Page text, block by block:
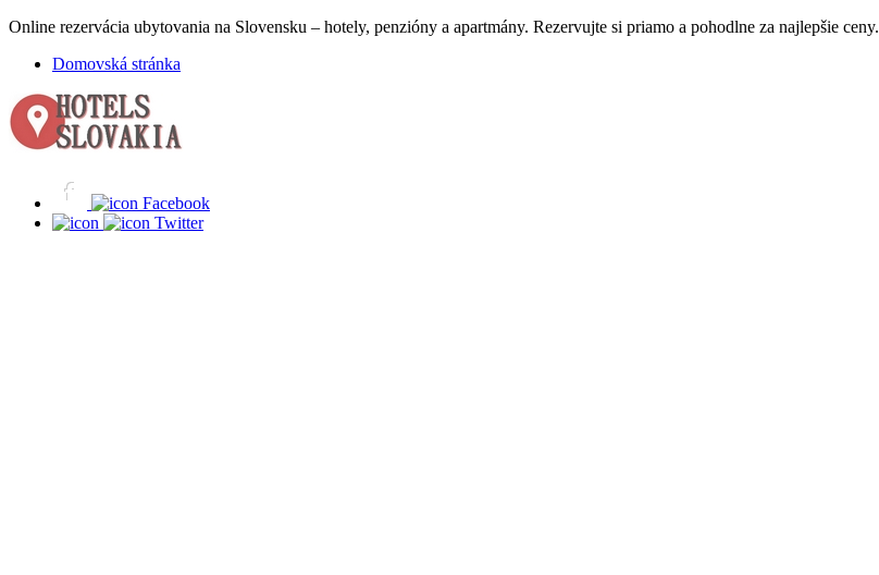
Online rezervácia ubytovania na Slovensku – hotely, penzióny a apartmány. Rezervujte si priamo a pohodlne za najlepšie ceny.
Domovská stránka
Facebook
Twitter